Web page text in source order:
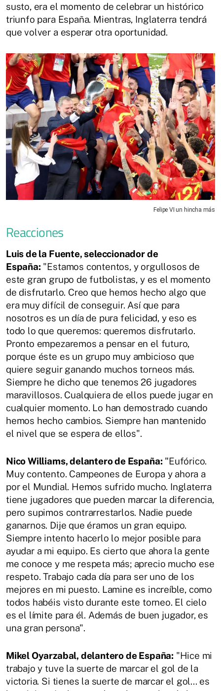
susto, era el momento de celebrar un histórico
triunfo para España. Mientras, Inglaterra tendrá
que volver a esperar otra oportunidad.
Felipe VI un hincha más
Reacciones
Luis de la Fuente, seleccionador de
España: "Estamos contentos, y orgullosos de
este gran grupo de futbolistas, y es el momento
de disfrutarlo. Creo que hemos hecho algo que
era muy difícil de conseguir. Así que para
nosotros es un día de pura felicidad, y eso es
todo lo que queremos: queremos disfrutarlo.
Pronto empezaremos a pensar en el futuro,
porque éste es un grupo muy ambicioso que
quiere seguir ganando muchos torneos más.
Siempre he dicho que tenemos 26 jugadores
maravillosos. Cualquiera de ellos puede jugar en
cualquier momento. Lo han demostrado cuando
hemos hecho cambios. Siempre han mantenido
el nivel que se espera de ellos".
Nico Williams, delantero de España: "Eufórico.
Muy contento. Campeones de Europa y ahora a
por el Mundial. Hemos sufrido mucho. Inglaterra
tiene jugadores que pueden marcar la diferencia,
pero supimos contrarrestarlos. Nadie puede
ganarnos. Dije que éramos un gran equipo.
Siempre intento hacerlo lo mejor posible para
ayudar a mi equipo. Es cierto que ahora la gente
me conoce y me respeta más; aprecio mucho ese
respeto. Trabajo cada día para ser uno de los
mejores en mi puesto. Lamine es increíble, como
todos habéis visto durante este torneo. El cielo
es el límite para él. Además de buen jugador, es
una gran persona".
Mikel Oyarzabal, delantero de España: "Hice mi
trabajo y tuve la suerte de marcar el gol de la
victoria. Si tienes la suerte de marcar el gol... es